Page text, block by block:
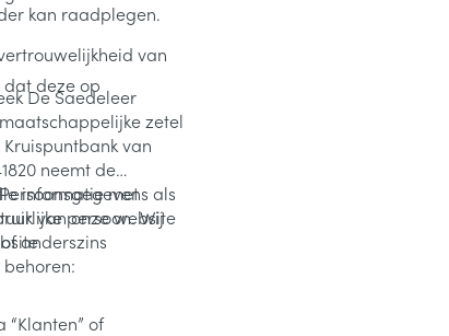
van
deze op
kan raadplegen.
De Saedeleer
zetel
neemt de
als
van onze website
informatie met
persoon. Wij
anderszins
of